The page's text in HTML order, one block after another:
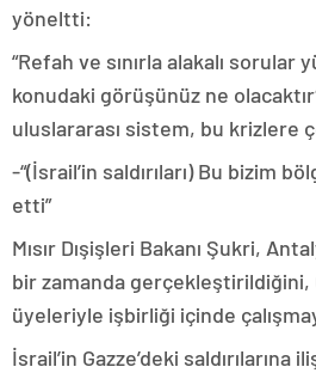
yöneltti:
“Refah ve sınırla alakalı sorular
konudaki görüşünüz ne
uluslararası sistem, bu krizlere
-“(İsrail’in saldırıları) Bu bizim
etti”
Mısır Dışişleri Bakanı Şukri,
bir zamanda gerçekleştirildiğini,
üyeleriyle işbirliği içinde
İsrail’in Gazze’deki saldırılarına